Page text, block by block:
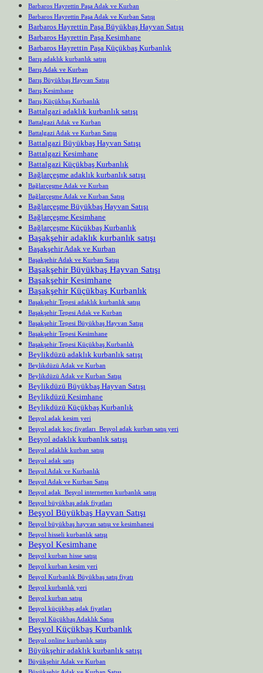
Barbaros Hayrettin Paşa Adak ve Kurban
Barbaros Hayrettin Paşa Adak ve Kurban Satışı
Barbaros Hayrettin Paşa Büyükbaş Hayvan Satışı
Barbaros Hayrettin Paşa Kesimhane
Barbaros Hayrettin Paşa Küçükbaş Kurbanlık
Barış adaklık kurbanlık satışı
Barış Adak ve Kurban
Barış Büyükbaş Hayvan Satışı
Barış Kesimhane
Barış Küçükbaş Kurbanlık
Battalgazi adaklık kurbanlık satışı
Battalgazi Adak ve Kurban
Battalgazi Adak ve Kurban Satışı
Battalgazi Büyükbaş Hayvan Satışı
Battalgazi Kesimhane
Battalgazi Küçükbaş Kurbanlık
Bağlarçeşme adaklık kurbanlık satışı
Bağlarçeşme Adak ve Kurban
Bağlarçeşme Adak ve Kurban Satışı
Bağlarçeşme Büyükbaş Hayvan Satışı
Bağlarçeşme Kesimhane
Bağlarçeşme Küçükbaş Kurbanlık
Başakşehir adaklık kurbanlık satışı
Başakşehir Adak ve Kurban
Başakşehir Adak ve Kurban Satışı
Başakşehir Büyükbaş Hayvan Satışı
Başakşehir Kesimhane
Başakşehir Küçükbaş Kurbanlık
Başakşehir Tepesi adaklık kurbanlık satışı
Başakşehir Tepesi Adak ve Kurban
Başakşehir Tepesi Büyükbaş Hayvan Satışı
Başakşehir Tepesi Kesimhane
Başakşehir Tepesi Küçükbaş Kurbanlık
Beylikdüzü adaklık kurbanlık satışı
Beylikdüzü Adak ve Kurban
Beylikdüzü Adak ve Kurban Satışı
Beylikdüzü Büyükbaş Hayvan Satışı
Beylikdüzü Kesimhane
Beylikdüzü Küçükbaş Kurbanlık
Beşyol adak kesim yeri
Beşyol adak koç fiyatları Beşyol adak kurban satış yeri
Beşyol adaklık kurbanlık satışı
Beşyol adaklık kurban satışı
Beşyol adak satış
Beşyol Adak ve Kurbanlık
Beşyol Adak ve Kurban Satışı
Beşyol adak Beşyol internetten kurbanlık satışı
Beşyol büyükbaş adak fiyatları
Beşyol Büyükbaş Hayvan Satışı
Beşyol büyükbaş hayvan satışı ve kesimhanesi
Beşyol hisseli kurbanlık satışı
Beşyol Kesimhane
Beşyol kurban hisse satışı
Beşyol kurban kesim yeri
Beşyol Kurbanlık Büyükbaş satış fiyatı
Beşyol kurbanlık yeri
Beşyol kurban satışı
Beşyol küçükbaş adak fiyatları
Beşyol Küçükbaş Adaklık Satışı
Beşyol Küçükbaş Kurbanlık
Beşyol online kurbanlık satış
Büyükşehir adaklık kurbanlık satışı
Büyükşehir Adak ve Kurban